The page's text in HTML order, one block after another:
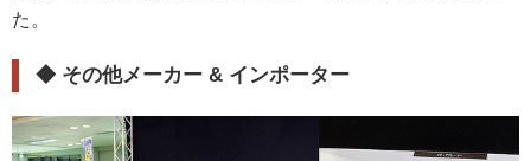
た。
◆ その他メーカー & インポーター